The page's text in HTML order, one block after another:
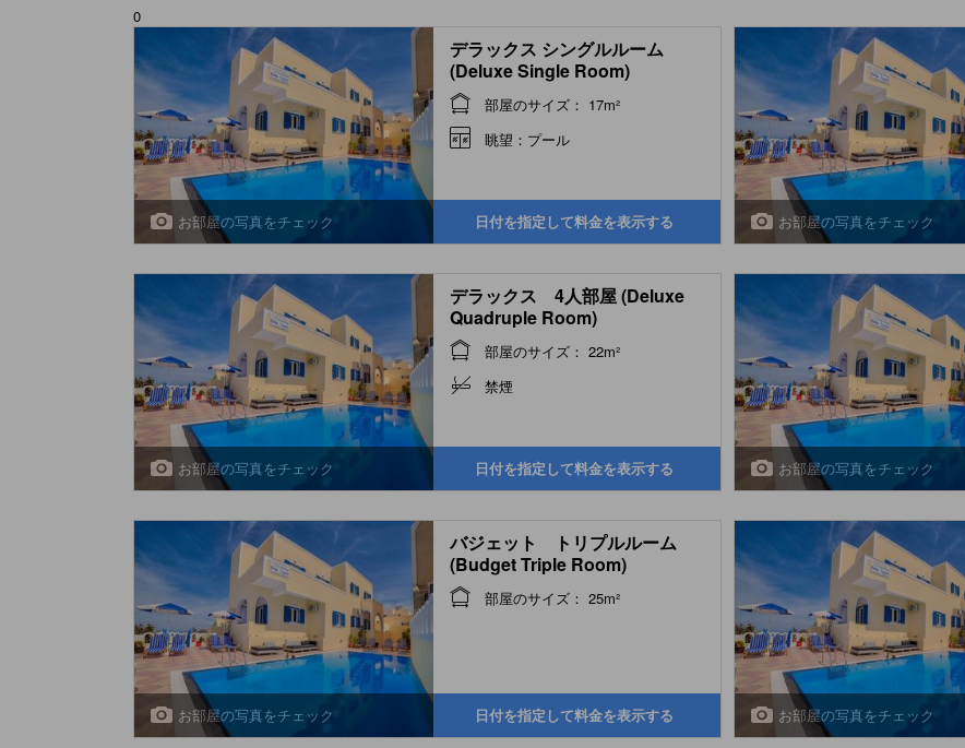
0
お部屋の写真をチェック
デラックス シングルルーム
(Deluxe Single Room)
部屋のサイズ： 17m²
眺望：プール
日付を指定して料金を表示する お部屋の写真をチェック
お部屋の写真をチェック
デラックス 4人部屋 (Deluxe
Quadruple Room)
部屋のサイズ： 22m²
禁煙
日付を指定して料金を表示する お部屋の写真をチェック
お部屋の写真をチェック
バジェット トリプルルーム
(Budget Triple Room)
部屋のサイズ： 25m²
日付を指定して料金を表示する お部屋の写真をチェック